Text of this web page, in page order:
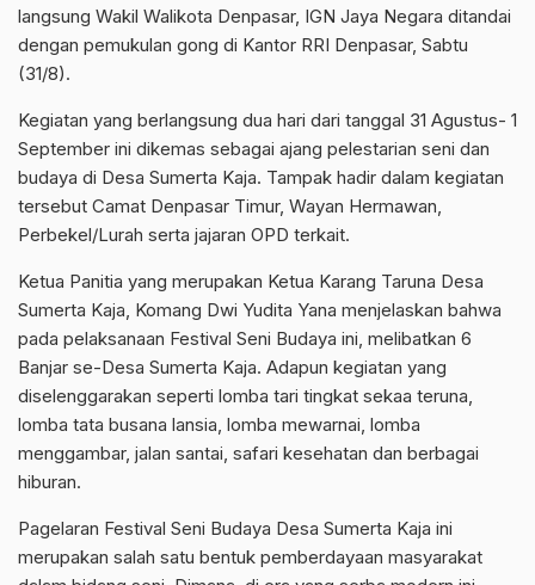
langsung Wakil Walikota Denpasar, IGN Jaya Negara ditandai
dengan pemukulan gong di Kantor RRI Denpasar, Sabtu
(31/8).
Kegiatan yang berlangsung dua hari dari tanggal 31 Agustus- 1
September ini dikemas sebagai ajang pelestarian seni dan
budaya di Desa Sumerta Kaja. Tampak hadir dalam kegiatan
tersebut Camat Denpasar Timur, Wayan Hermawan,
Perbekel/Lurah serta jajaran OPD terkait.
Ketua Panitia yang merupakan Ketua Karang Taruna Desa
Sumerta Kaja, Komang Dwi Yudita Yana menjelaskan bahwa
pada pelaksanaan Festival Seni Budaya ini, melibatkan 6
Banjar se-Desa Sumerta Kaja. Adapun kegiatan yang
diselenggarakan seperti lomba tari tingkat sekaa teruna,
lomba tata busana lansia, lomba mewarnai, lomba
menggambar, jalan santai, safari kesehatan dan berbagai
hiburan.
Pagelaran Festival Seni Budaya Desa Sumerta Kaja ini
merupakan salah satu bentuk pemberdayaan masyarakat